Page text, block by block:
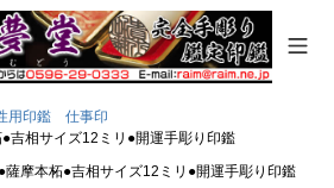
用印鑑 仕事印
吉相サイズ12ミリ●開運手彫り印鑑
薩摩本柘●吉相サイズ12ミリ●開運手彫り印鑑